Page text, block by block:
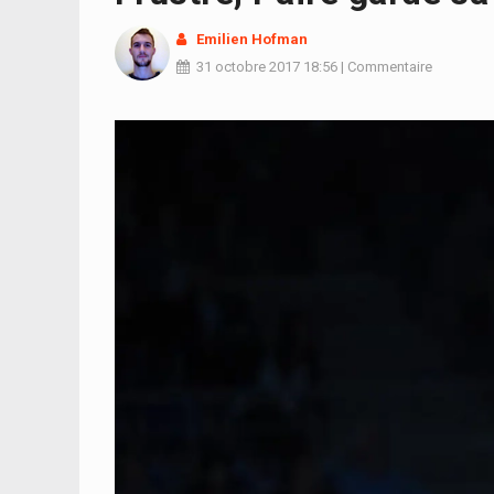
Emilien Hofman
31 octobre 2017 18:56 | Commentaire